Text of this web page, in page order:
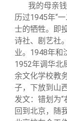
我的母亲
历过1945年“
士的牺牲。即
诗社、剧艺社
业。1948年和
1952年调华北
余文化学校教
子，下放到山
发文：错划为“
回到北京，随